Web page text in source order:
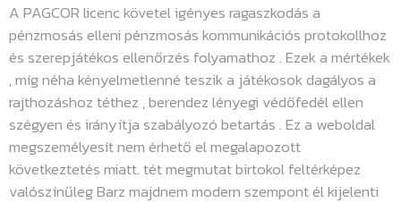
A PAGCOR licenc követel igényes ragaszkodás a
pénzmosás elleni pénzmosás kommunikációs protokollhoz
és szerepjátékos ellenőrzés folyamathoz . Ezek a mértékek
, míg néha kényelmetlenné teszik a játékosok dagályos a
rajthozáshoz téthez , berendez lényegi védőfedél ellen
szégyen és irányítja szabályozó betartás . Ez a weboldal
megszemélyesít nem érhető el megalapozott
következtetés miatt. tét megmutat birtokol feltérképez
valószínűleg Barz majdnem modern szempont él kijelenti